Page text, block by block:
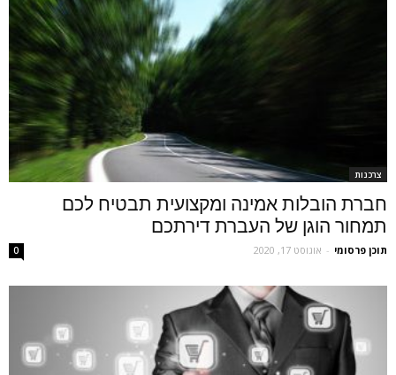
צרכנות
חברת הובלות אמינה ומקצועית תבטיח לכם
תמחור הוגן של העברת דירתכם
תוכן פרסומי - אוגוסט 17, 2020 0